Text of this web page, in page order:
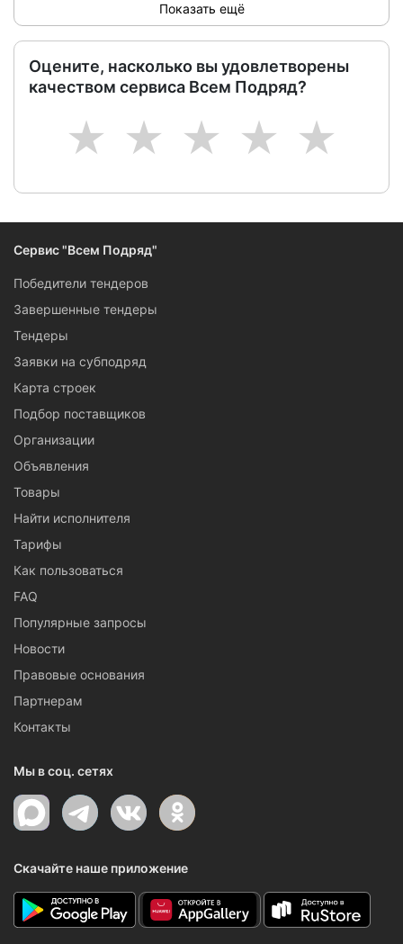
Показать ещё
Оцените, насколько вы удовлетворены
качеством сервиса Всем Подряд?
5
4
3
2
1
Сервис "Всем Подряд"
Победители тендеров
Завершенные тендеры
Тендеры
Заявки на субподряд
Карта строек
Подбор поставщиков
Организации
Объявления
Товары
Найти исполнителя
Тарифы
Как пользоваться
FAQ
Популярные запросы
Новости
Правовые основания
Партнерам
Контакты
Мы в соц. сетях
Скачайте наше приложение